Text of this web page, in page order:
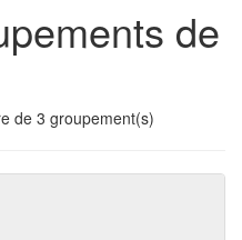
de
de 3 groupement(s)